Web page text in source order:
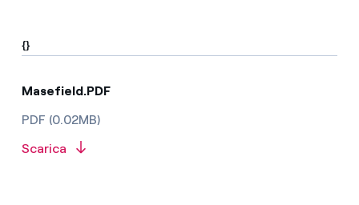
{}
Masefield.PDF
PDF (0.02MB)
Scarica